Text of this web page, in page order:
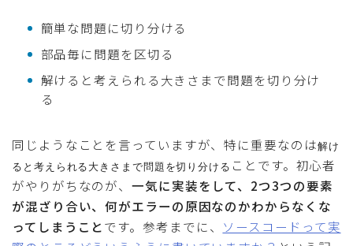
簡単な問題に切り分ける
部品毎に問題を区切る
解けると考えられる大きさまで問題を切り分け
る
同じようなことを言っていますが、特に重要なのは解け
ると考えられる大きさまで問題を切り分ける ことです。初心者
がやりがちなのが、一気に実装をして、2つ3つの要素
が混ざり合い、何がエラーの原因なのかわからなくな
ってしまうことです。参考までに、 ソースコードって実